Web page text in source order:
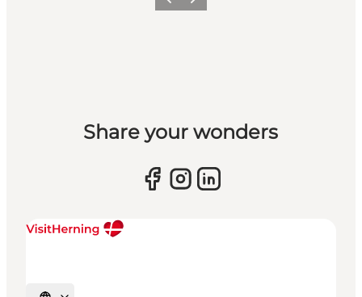
Forrige billede
Næste billede
Share your wonders